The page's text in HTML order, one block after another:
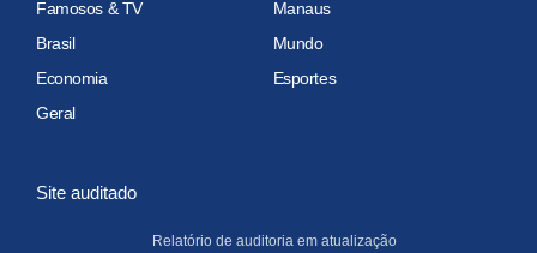
Famosos & TV
Manaus
Brasil
Mundo
Economia
Esportes
Geral
Site auditado
Relatório de auditoria em atualização